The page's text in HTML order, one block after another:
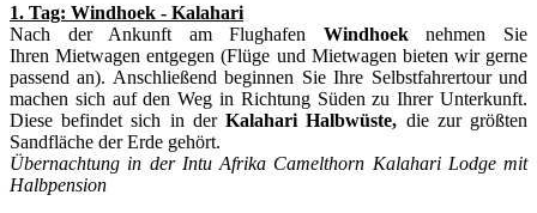
1. Tag: Windhoek - Kalahari
Nach der Ankunft am Flughafen Windhoeknehmen Sie
Ihren Mietwagen entgegen (Flüge und Mietwagen bieten wir gerne
passend an). Anschließend beginnen Sie Ihre Selbstfahrertour und
machen sich auf den Weg in Richtung Süden zu Ihrer Unterkunft.
Diese befindet sich in derKalahari Halbwüste, die zur größten
Sandfläche der Erde gehört.
Übernachtung in der Intu Afrika Camelthorn Kalahari Lodge mit
Halbpension